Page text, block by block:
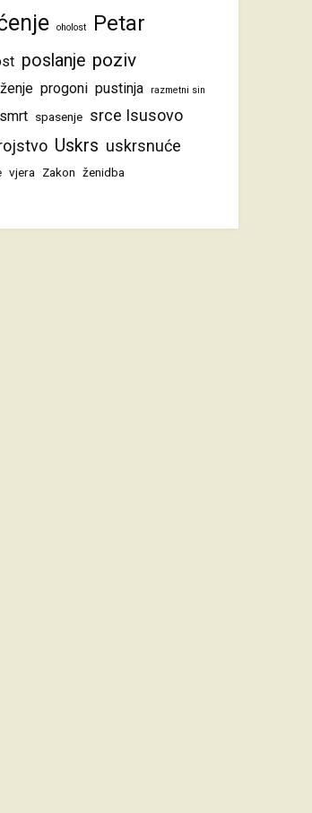
oholost Petar
poslanje poziv
progoni pustinja razmetni sin
smrt spasenje srce Isusovo
Uskrs uskrsnuće
vjera Zakon ženidba